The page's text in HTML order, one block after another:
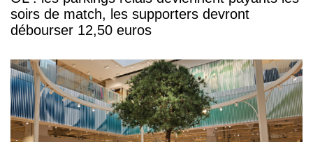
soirs de match, les supporters devront
débourser 12,50 euros